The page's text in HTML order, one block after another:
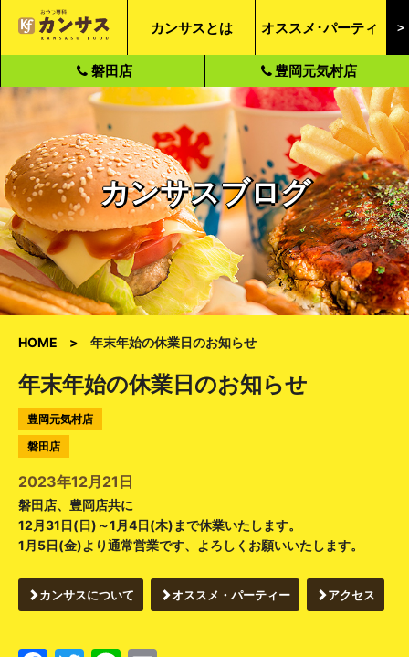
カンサスとは オススメ･パーティ ＞
磐田店 豊岡元気村店
カンサスブログ
HOME 年末年始の休業日のお知らせ
年末年始の休業日のお知らせ
豊岡元気村店
磐田店
2023年12月21日
磐田店、豊岡店共に
12月31日(日)～1月4日(木)まで休業いたします。
1月5日(金)より通常営業です、よろしくお願いいたします。
カンサスについて オススメ・パーティー アクセス